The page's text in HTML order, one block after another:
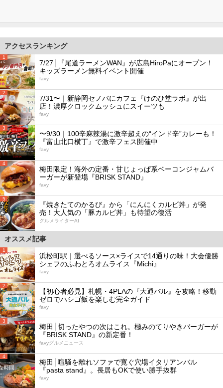
アクセスランキング
1
7/27│『尾道ラーメンWAN』が広島HiroPaにオープン！
キッズラーメン無料イベント開催
favy
2
7/31〜｜新静岡セノバにカフェ『けのひ堂ラボ』が出
店！濃厚クロックムッシュにスイーツも
favy
3
〜9/30｜100辛麻辣湯に激辛超えの“インド辛”カレーも！
『富山北口横丁』で激辛フェス開催中
favy
4
梅田限定！海外の定番・甘じょっぱ系ベーコンジャムバ
ーガーが新登場『BRISK STAND』
favy
5
『焼きたてのかるび』から「にんにくカルビ丼」が発
売！大人気の「豚カルビ丼」も待望の復活
グルメライターAI
オススメ記事
1
浜松町駅｜選べるソース×ライスで14通りの味！大会優勝
シェフのふわとろオムライス『Michi』
favy
2
【初心者必見】札幌・4PLAの『大通バル』を攻略！移動
ゼロでハシゴ飯を楽しむ完全ガイド
favy
3
梅田│切ったやつの次はこれ。極みのてりやきバーガーが
『BRISK STAND』の新定番！
favyグルメニュース
4
梅田│喧騒を離れソファで寛ぐ穴場イタリアンバル
『pasta stand』。長居もOKで使い勝手抜群
favy